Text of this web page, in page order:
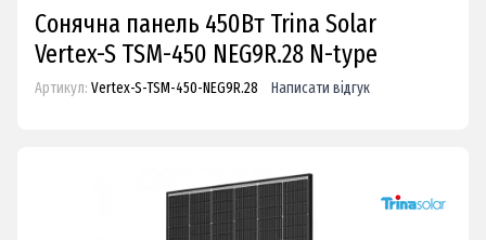
Cонячна панель 450Вт Trina Solar
Vertex-S TSM-450 NEG9R.28 N-type
Артикул: Vertex-S-TSM-450-NEG9R.28 Написати відгук